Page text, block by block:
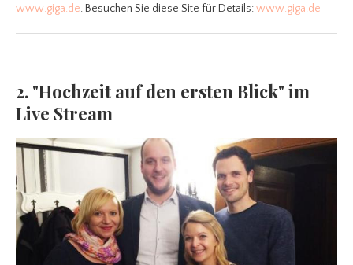
www.giga.de. Besuchen Sie diese Site für Details:www.giga.de
2. "Hochzeit auf den ersten Blick" im
Live Stream